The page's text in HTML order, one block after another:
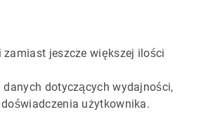
zamiast jeszcze większej ilości
danych dotyczących wydajności,
użytkownika.